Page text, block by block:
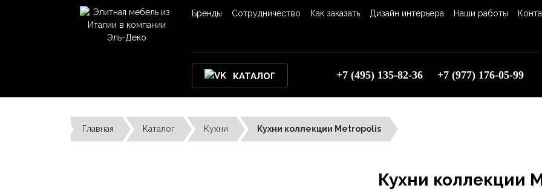
Бренды Сотрудничество Как заказать Дизайн интерьера Наши работы
КАТАЛОГ +7 (495) 135-82-36 +7 (977) 176-05-99
Главная Каталог Кухни Кухни коллекции Metropolis
Кухни коллекции